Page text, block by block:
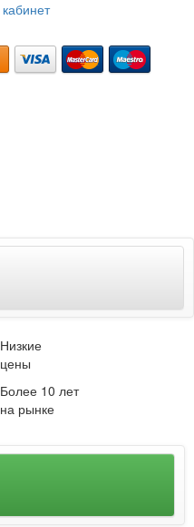
кабинет
Низкие
цены
Более 10 лет
на рынке